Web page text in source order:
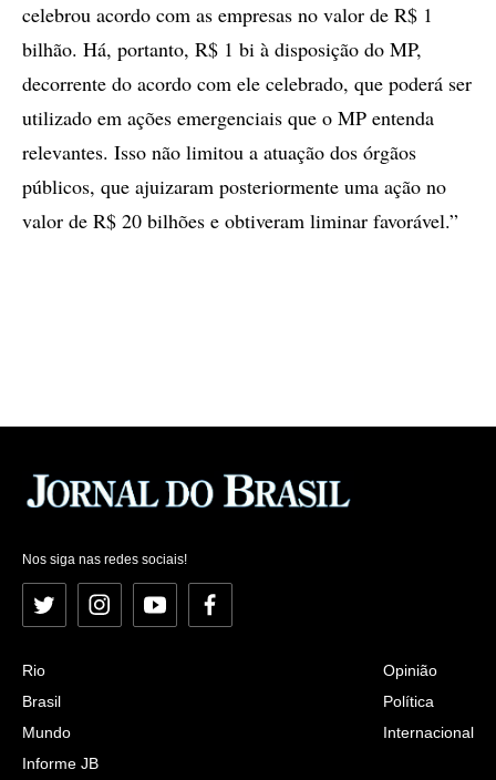
celebrou acordo com as empresas no valor de R$ 1
bilhão. Há, portanto, R$ 1 bi à disposição do MP,
decorrente do acordo com ele celebrado, que poderá ser
utilizado em ações emergenciais que o MP entenda
relevantes. Isso não limitou a atuação dos órgãos
públicos, que ajuizaram posteriormente uma ação no
valor de R$ 20 bilhões e obtiveram liminar favorável.”
Nos siga nas redes sociais!
Twitter InstagramYouTubeFacebook
Rio
Brasil
Mundo
Informe JB
Opinião
Política
Internacional